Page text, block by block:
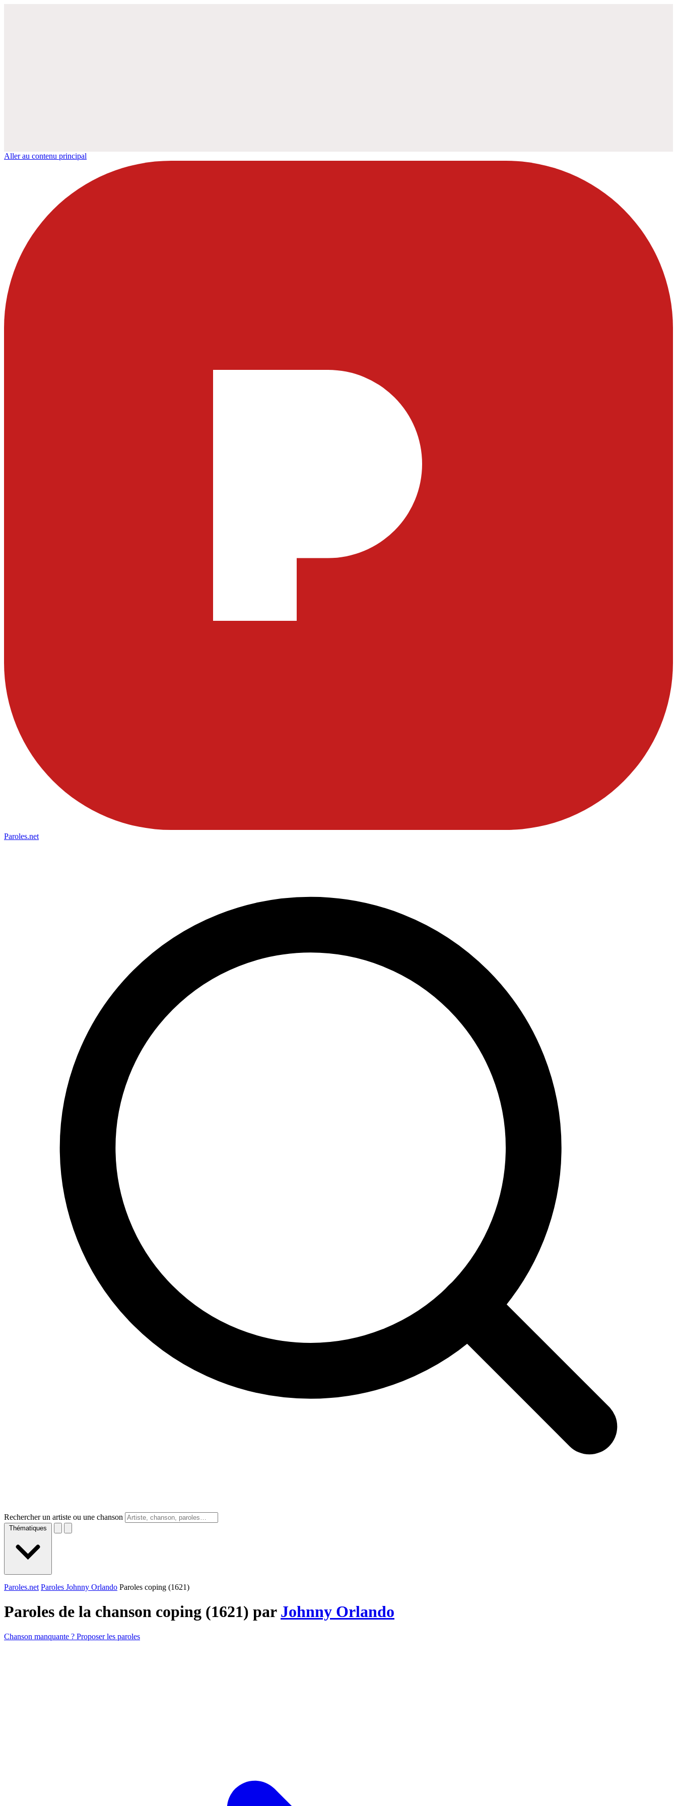
Aller au contenu principal
Paroles.net
Rechercher un artiste ou une chanson
Thématiques
Paroles.net Paroles Johnny Orlando Paroles ​coping (1621)
Paroles de la chanson ​coping (1621) par Johnny Orlando
Chanson manquante ? Proposer les paroles